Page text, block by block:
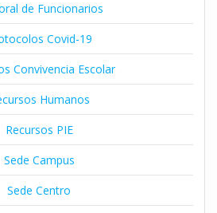
de Funcionarios
Covid-19
Convivencia Escolar
Humanos
Recursos PIE
Sede Campus
Sede Centro